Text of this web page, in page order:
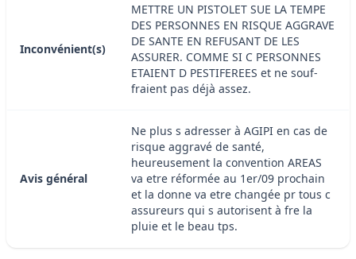
Inconvénient(s)
METTRE UN PISTOLET SUE LA TEMPE
DES PERSONNES EN RISQUE AGGRAVE
DE SANTE EN REFUSANT DE LES
ASSURER. COMME SI C PERSONNES
ETAIENT D PESTIFEREES et ne souf-
fraient pas déjà assez.
Avis général
Ne plus s adresser à AGIPI en cas de
risque aggravé de santé,
heureusement la convention AREAS
va etre réformée au 1er/09 prochain
et la donne va etre changée pr tous c
assureurs qui s autorisent à fre la
pluie et le beau tps.